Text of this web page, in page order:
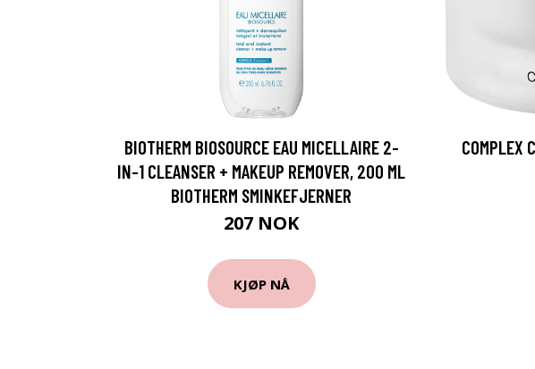
BIOTHERM BIOSOURCE EAU MICELLAIRE 2-
IN-1 CLEANSER + MAKEUP REMOVER, 200 ML
BIOTHERM SMINKEFJERNER
207 NOK
KJØP NÅ
COMPLEX